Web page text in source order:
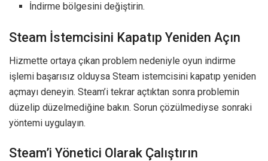
İndirme bölgesini değiştirin.
Steam İstemcisini Kapatıp Yeniden Açın
Hizmette ortaya çıkan problem nedeniyle oyun indirme
işlemi başarısız olduysa Steam istemcisini kapatıp yeniden
açmayı deneyin. Steam’i tekrar açtıktan sonra problemin
düzelip düzelmediğine bakın. Sorun çözülmediyse sonraki
yöntemi uygulayın.
Steam’i Yönetici Olarak Çalıştırın